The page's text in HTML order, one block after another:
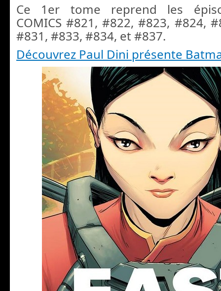
Ce 1er tome reprend les
COMICS #821, #822, #823, #824,
#831, #833, #834, et #837.
Découvrez Paul Dini présente